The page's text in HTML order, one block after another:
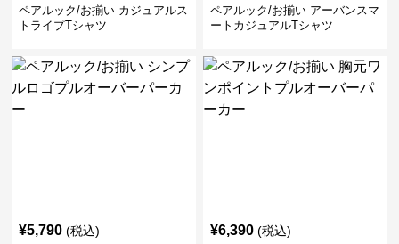
ペアルック/お揃い カジュアルス
トライプTシャツ
ペアルック/お揃い アーバンスマ
ートカジュアルTシャツ
¥5,790 (税込) ¥6,390 (税込)